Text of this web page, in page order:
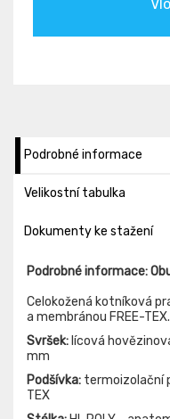
Podrobné informace
Velikostní tabulka
Dokumenty ke stažení
Podrobné informace:
Celokožená kotníková
a membránou FREE-TEX.
Svršek: lícová
mm
Podšívka: termoizolační
TEX